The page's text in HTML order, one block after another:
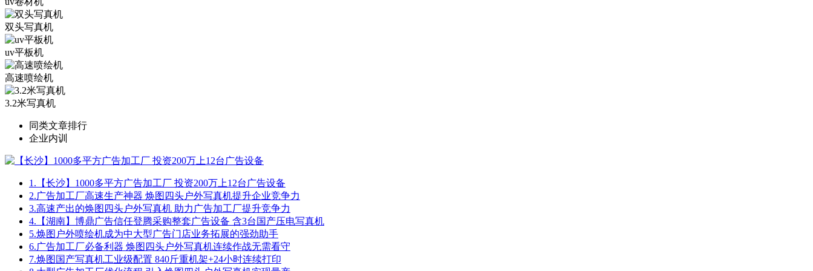
双头写真机
uv平板机
高速喷绘机
3.2米写真机
同类文章排行
企业内训
1. 【长沙】1000多平方广告加工厂 投资200万上12台广告设备
2.广告加工厂高速生产神器 焕图四头户外写真机提升企业竞争力
3.高速产出的焕图四头户外写真机 助力广告加工厂提升竞争力
4. 【湖南】博鼎广告信任登腾采购整套广告设备 含3台国产压电写真机
5.焕图户外喷绘机成为中大型广告门店业务拓展的强劲助手
6.广告加工厂必备利器 焕图四头户外写真机连续作战无需看守
7.焕图国产写真机工业级配置 840斤重机架+24小时连续打印